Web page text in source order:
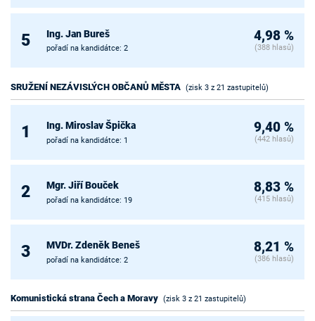
5 Ing. Jan Bureš
pořadí na kandidátce: 2
4,98 %
(388 hlasů)
SRUŽENÍ NEZÁVISLÝCH OBČANŮ MĚSTA (zisk 3 z 21 zastupitelů)
1 Ing. Miroslav Špička
pořadí na kandidátce: 1
9,40 %
(442 hlasů)
2 Mgr. Jiří Bouček
pořadí na kandidátce: 19
8,83 %
(415 hlasů)
3 MVDr. Zdeněk Beneš
pořadí na kandidátce: 2
8,21 %
(386 hlasů)
Komunistická strana Čech a Moravy (zisk 3 z 21 zastupitelů)